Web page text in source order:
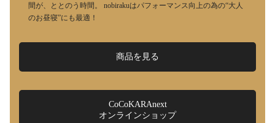
間が、ととのう時間。 nobirakuはパフォーマンス向上の為の“大人
のお昼寝”にも最適！
商品を見る
CoCoKARAnext
オンラインショップ